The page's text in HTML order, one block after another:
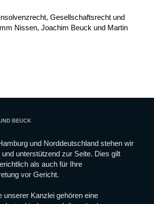
Gesellschaftsrecht und
Nissen, Joachim Beuck und Martin
BEUCK
und Norddeutschland stehen wir
und unterstützend zur Seite. Dies gilt
als auch für Ihre
vor Gericht.
unserer Kanzlei gehören eine